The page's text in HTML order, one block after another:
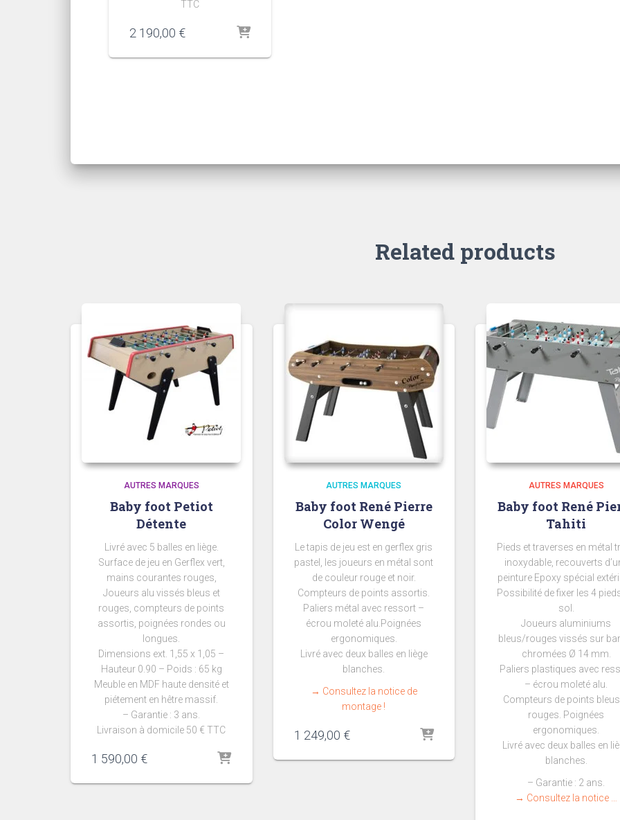
TTC
2 190,00 €
Related products
AUTRES MARQUES
Baby foot Petiot
Détente
Livré avec 5 balles en liège.
Surface de jeu en Gerflex vert,
mains courantes rouges,
Joueurs alu vissés bleus et
rouges, compteurs de points
assortis, poignées rondes ou
longues.
Dimensions ext. 1,55 x 1,05 –
Hauteur 0.90 – Poids : 65 kg
Meuble en MDF haute densité et
piétement en hêtre massif.
– Garantie : 3 ans.
Livraison à domicile 50 € TTC
1 590,00 €
AUTRES MARQUES
Baby foot René Pierre
Color Wengé
Le tapis de jeu est en gerflex gris
pastel, l es joueurs en métal sont
de couleur rouge et noir.
Compteurs de points assortis.
Paliers métal avec ressort –
écrou moleté alu.Poignées
ergonomiques.
Livré avec deux balles en liège
blanches.
→ Consultez la notice de
montage !
1 249,00 €
AUTRES MARQUES
Baby foot René
Tahiti
Pieds et traverses en métal
inoxydable, recouverts
peinture Epoxy spécial
Possibilité de fixer les 4
sol.
Joueurs aluminiums
bleus/rouges vissés sur
chromées Ø 14 mm.
Paliers plastiques avec
– écrou moleté alu.
Compteurs de points
rouges. Poignées
ergonomiques.
Livré avec deux balles en
blanches.
– Garantie : 2 ans.
→ Consultez la notice …